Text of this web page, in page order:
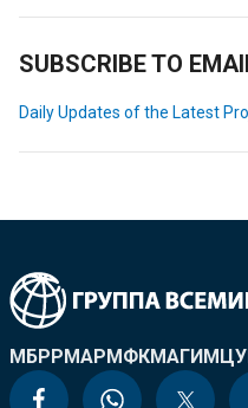
SUBSCRIBE TO
Daily Updates of the Latest
МБРРМАРМФКМАГИ